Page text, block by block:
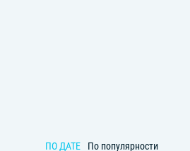
ПО ДАТЕ По популярности